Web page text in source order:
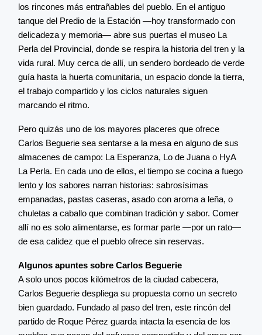
los rincones más entrañables del pueblo. En el antiguo
tanque del Predio de la Estación —hoy transformado con
delicadeza y memoria— abre sus puertas el museo La
Perla del Provincial, donde se respira la historia del tren y la
vida rural. Muy cerca de allí, un sendero bordeado de verde
guía hasta la huerta comunitaria, un espacio donde la tierra,
el trabajo compartido y los ciclos naturales siguen
marcando el ritmo.
Pero quizás uno de los mayores placeres que ofrece
Carlos Beguerie sea sentarse a la mesa en alguno de sus
almacenes de campo: La Esperanza, Lo de Juana o HyA
La Perla. En cada uno de ellos, el tiempo se cocina a fuego
lento y los sabores narran historias: sabrosísimas
empanadas, pastas caseras, asado con aroma a leña, o
chuletas a caballo que combinan tradición y sabor. Comer
allí no es solo alimentarse, es formar parte —por un rato—
de esa calidez que el pueblo ofrece sin reservas.
Algunos apuntes sobre Carlos Beguerie
A solo unos pocos kilómetros de la ciudad cabecera,
Carlos Beguerie despliega su propuesta como un secreto
bien guardado. Fundado al paso del tren, este rincón del
partido de Roque Pérez guarda intacta la esencia de los